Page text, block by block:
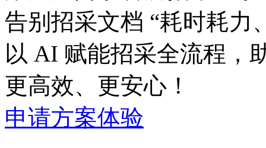
告别招采文档 “耗时耗力
以 AI 赋能招采全流程，
更高效、更安心！
申请方案体验